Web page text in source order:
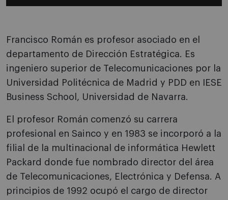
Francisco Román es profesor asociado en el
departamento de Dirección Estratégica. Es
ingeniero superior de Telecomunicaciones por la
Universidad Politécnica de Madrid y PDD en IESE
Business School, Universidad de Navarra.
El profesor Román comenzó su carrera
profesional en Sainco y en 1983 se incorporó a la
filial de la multinacional de informática Hewlett
Packard donde fue nombrado director del área
de Telecomunicaciones, Electrónica y Defensa. A
principios de 1992 ocupó el cargo de director